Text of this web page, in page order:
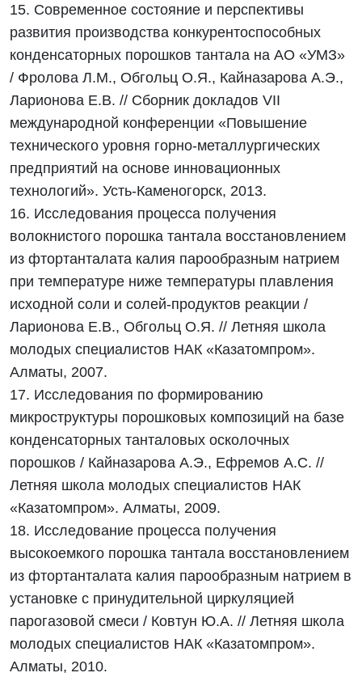
15. Современное состояние и перспективы
развития производства конкурентоспособных
конденсаторных порошков тантала на АО «УМЗ»
/ Фролова Л.М., Обгольц О.Я., Кайназарова А.Э.,
Ларионова Е.В. // Сборник докладов VII
международной конференции «Повышение
технического уровня горно-металлургических
предприятий на основе инновационных
технологий». Усть-Каменогорск, 2013.
16. Исследования процесса получения
волокнистого порошка тантала восстановлением
из фтортанталата калия парообразным натрием
при температуре ниже температуры плавления
исходной соли и солей-продуктов реакции /
Ларионова Е.В., Обгольц О.Я. // Летняя школа
молодых специалистов НАК «Казатомпром».
Алматы, 2007.
17. Исследования по формированию
микроструктуры порошковых композиций на базе
конденсаторных танталовых осколочных
порошков / Кайназарова А.Э., Ефремов А.С. //
Летняя школа молодых специалистов НАК
«Казатомпром». Алматы, 2009.
18. Исследование процесса получения
высокоемкого порошка тантала восстановлением
из фтортанталата калия парообразным натрием в
установке с принудительной циркуляцией
парогазовой смеси / Ковтун Ю.А. // Летняя школа
молодых специалистов НАК «Казатомпром».
Алматы, 2010.